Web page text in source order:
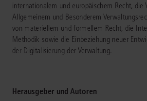
internationalem und europäischem Recht, die
Allgemeinem und Besonderem
von materiellem und formellem Recht, die
Methodik sowie die Einbeziehung neuer
der Digitalisierung der Verwaltung.
Herausgeber und Autoren